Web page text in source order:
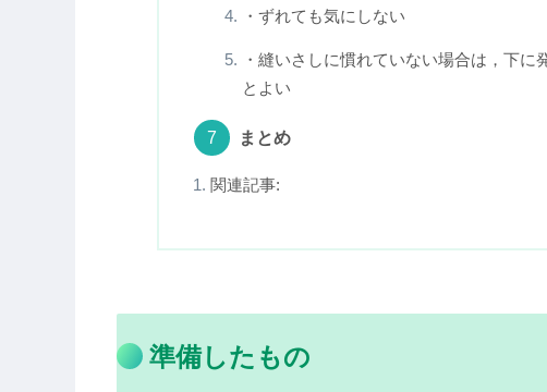
・バスタオルの切り口から糸がぽろぽろ
やってみて感じた こどもとの雑巾縫
・決まりごとを最初に伝えておく
・縫いさしに慣れていない場合は，下に